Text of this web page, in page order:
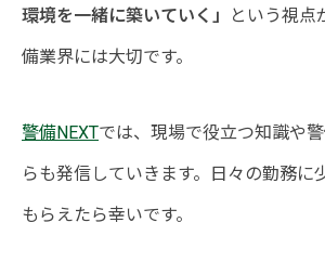
環境を一緒に築いていく」
という視点
備業界には大切です。
警備NEXTでは、現場で役立つ知識や
らも発信していきます。日々の勤務に
もらえたら幸いです。